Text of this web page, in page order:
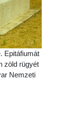
Epitáfiumát
zöld rügyét
Nemzeti